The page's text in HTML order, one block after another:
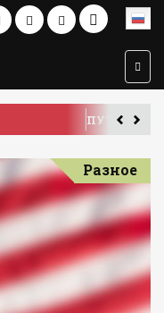
Разное